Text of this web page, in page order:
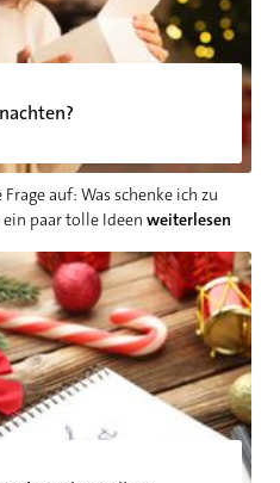
auf: Was schenke ich zu
paar tolle Ideen weiterlesen
Sie an diese wichtigen Dinge